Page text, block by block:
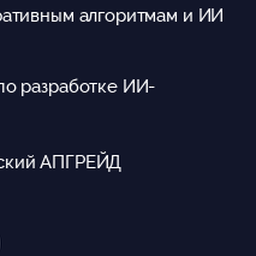
алгоритмам и ИИ
разработке ИИ-
АПГРЕЙД